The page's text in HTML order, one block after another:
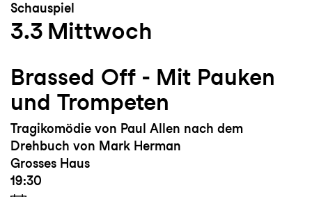
Schauspiel
3.3 Mittwoch
Brassed Off - Mit Pauken
und Trompeten
Tragikomödie von Paul Allen nach dem
Drehbuch von Mark Herman
Grosses Haus
19:30